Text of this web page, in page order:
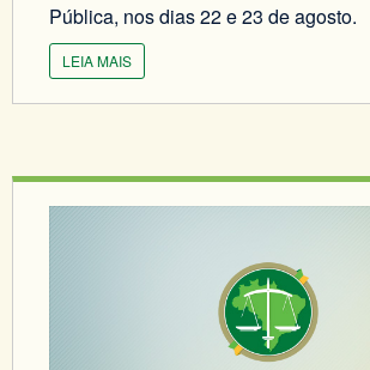
Pública, nos dias 22 e 23 de agosto.
LEIA MAIS